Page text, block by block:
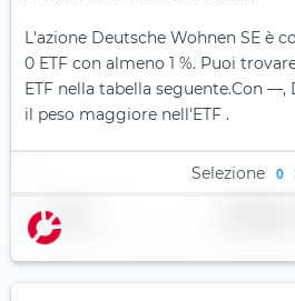
L'azione Deutsche Wohnen SE è
0 ETF con almeno 1 %. Puoi
ETF nella tabella seguente.Con —,
il peso maggiore nell'ETF .
Selezione 0
Nome